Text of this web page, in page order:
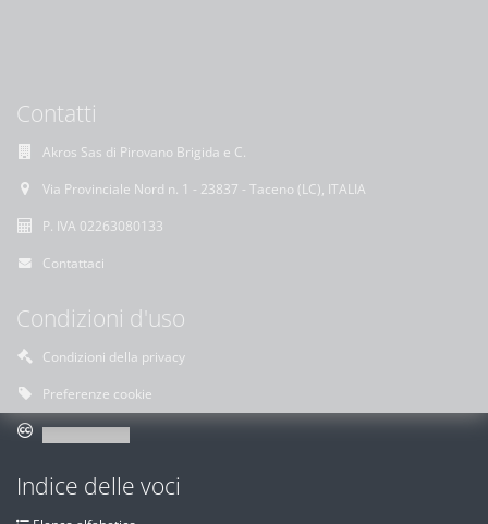
Contatti
Akros Sas di Pirovano Brigida e C.
Via Provinciale Nord n. 1 - 23837 - Taceno (LC), ITALIA
P. IVA 02263080133
Contattaci
Condizioni d'uso
Condizioni della privacy
Preferenze cookie
Indice delle voci